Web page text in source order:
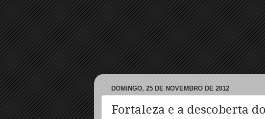
DOMINGO, 25 DE NOVEMBRO DE 2012
Fortaleza e a descoberta